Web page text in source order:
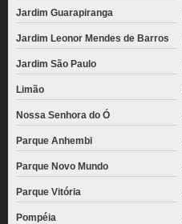
Jardim Guarapiranga
Jardim Leonor Mendes de Barros
Jardim São Paulo
Limão
Nossa Senhora do Ó
Parque Anhembi
Parque Novo Mundo
Parque Vitória
Pompéia